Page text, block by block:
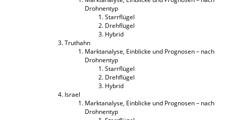
Drohnentyp
Starrflügel
Drehflügel
Hybrid
Truthahn
Marktanalyse, Einblicke und Prognosen – nach
Drohnentyp
Starrflügel
Drehflügel
Hybrid
Israel
Marktanalyse, Einblicke und Prognosen – nach
Drohnentyp